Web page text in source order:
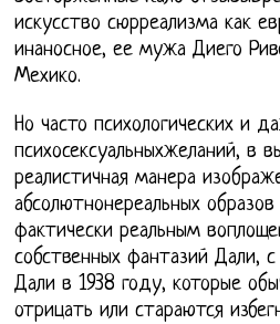
искусство сюрреализма как
инаносное, ее мужа Диего
Мехико.
Но часто психологических и
психосексуальныхжеланий, в
реалистичная манера
абсолютнонереальных
фактически реальным
собственных фантазий Дали,
Дали в 1938 году, которые
отрицать или стараются